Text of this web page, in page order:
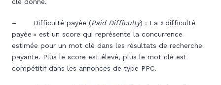
– Difficulté payée (Paid Difficulty) : La « difficulté
payée » est un score qui représente la concurrence
estimée pour un mot clé dans les résultats de recherche
payante. Plus le score est élevé, plus le mot clé est
compétitif dans les annonces de type PPC.